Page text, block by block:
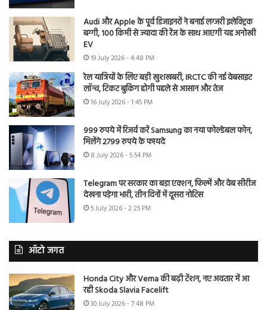
Audi और Apple के पूर्व डिजाइनरों ने बनाई लग्जरी इलेक्ट्रिक
बग्गी, 100 किमी से ज्यादा की रेंज के साथ आएगी यह अनोखी
EV
19 July 2026 - 4:48 PM
रेल यात्रियों के लिए बड़ी खुशखबरी, IRCTC की नई वेबसाइट
लॉन्च, टिकट बुकिंग होगी पहले से आसान और तेज
16 July 2026 - 1:45 PM
999 रुपये में रिजर्व करें Samsung का नया फोल्डेबल फोन,
मिलेंगे 2799 रुपये के फायदे
8 July 2026 - 5:54 PM
Telegram पर सरकार का बड़ा एक्शन, फिल्में और वेब सीरीज
देखना पड़ेगा भारी, तीन दिनों में दूसरा नोटिस
5 July 2026 - 2:25 PM
ऑटो जगत
Honda City और Verna की बढ़ी टेंशन, नए अवतार में आ
रही Skoda Slavia Facelift
30 July 2026 - 7:48 PM